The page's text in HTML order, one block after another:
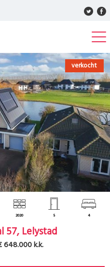
verkocht
2020 5 4
57, Lelystad
648.000 k.k.